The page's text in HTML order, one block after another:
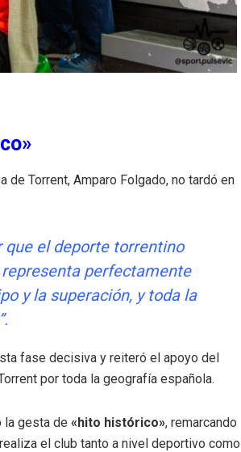
de Torrent, Amparo Folgado, no tardó en
que el deporte torrentino
perfectamente
y la superación, y toda la
.
fase decisiva y reiteró el apoyo del
por toda la geografía española.
la gesta de «hito histórico», remarcando
el club tanto a nivel deportivo como